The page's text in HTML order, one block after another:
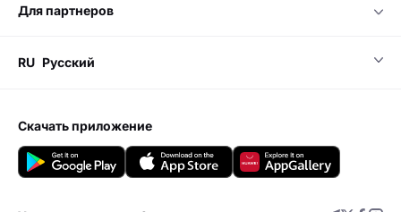
для партнеров
RU Русский
скачать приложение